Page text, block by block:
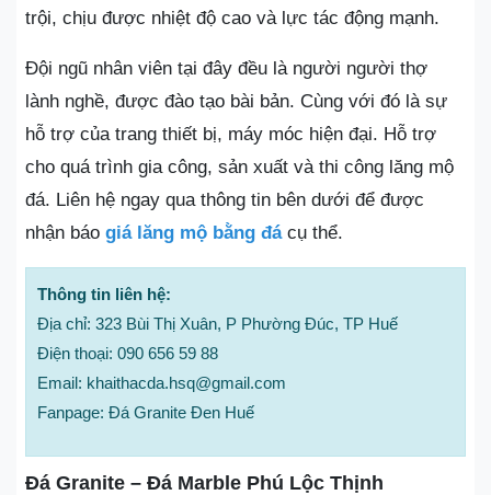
trội, chịu được nhiệt độ cao và lực tác động mạnh.
Đội ngũ nhân viên tại đây đều là người người thợ
lành nghề, được đào tạo bài bản. Cùng với đó là sự
hỗ trợ của trang thiết bị, máy móc hiện đại. Hỗ trợ
cho quá trình gia công, sản xuất và thi công lăng mộ
đá. Liên hệ ngay qua thông tin bên dưới để được
nhận báo giá lăng mộ bằng đácụ thể.
Thông tin liên hệ:
Địa chỉ: 323 Bùi Thị Xuân, P Phường Đúc, TP Huế
Điện thoại: 090 656 59 88
Email: khaithacda.hsq@gmail.com
Fanpage: Đá Granite Đen Huế
Đá Granite – Đá Marble Phú Lộc Thịnh